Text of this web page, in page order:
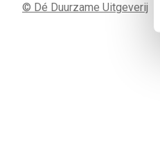
© Dé Duurzame Uitgeverij